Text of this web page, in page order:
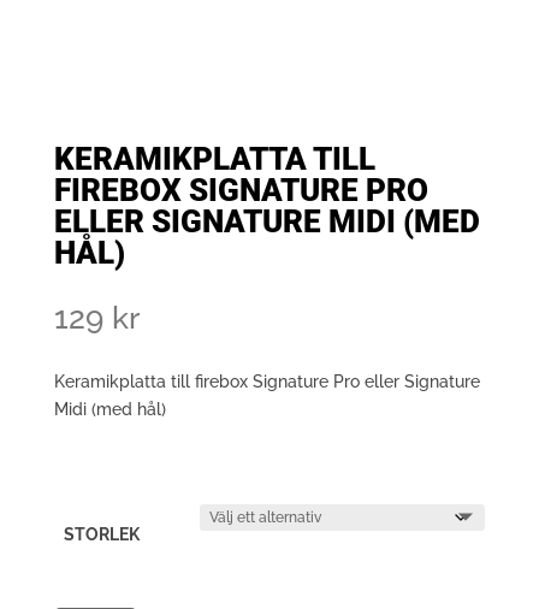
KERAMIKPLATTA TILL
FIREBOX SIGNATURE PRO
ELLER SIGNATURE MIDI (MED
HÅL)
129 kr
Keramikplatta till firebox Signature Pro eller Signature
Midi (med hål)
STORLEK